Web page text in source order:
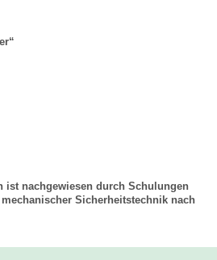
ist nachgewiesen durch Schulungen
Sicherheitstechnik nach